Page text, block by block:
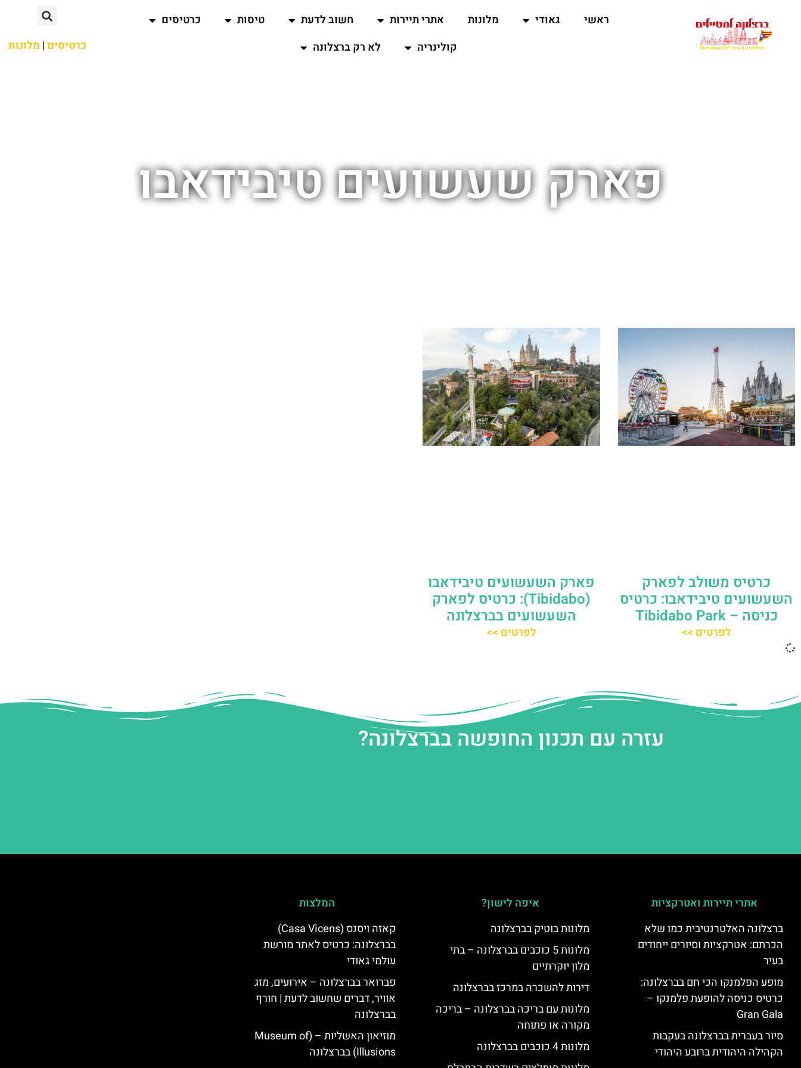
ראשי גאודי מלונות אתרי תיירות חשוב לדעת טיסות
כרטיסים
קולינריה
לא רק ברצלונה כרטיסים | מלונות
פארק שעשועים טיבידאבו
כרטיס משולב לפארק
השעשועים טיבידאבו: כרטיס
כניסה – Tibidabo Park
לפרטים >>
פארק השעשועים טיבידאבו
(Tibidabo): כרטיס לפארק
השעשועים בברצלונה
לפרטים >>
עזרה עם תכנון החופשה בברצלונה?
אתרי תיירות ואטרקציות
ברצלונה האלטרנטיבית כמו שלא
הכרתם: אטרקציות וסיורים ייחודים
בעיר
מופע הפלמנקו הכי חם בברצלונה:
כרטיס כניסה להופעת פלמנקו –
Gran Gala
סיור בעברית בברצלונה בעקבות
הקהילה היהודית ברובע היהודי
איפה לישון?
מלונות בוטיק בברצלונה
מלונות 5 כוכבים בברצלונה – בתי
מלון יוקרתיים
דירות להשכרה במרכז בברצלונה
מלונות עם בריכה בברצלונה – בריכה
מקורה או פתוחה
מלונות 4 כוכבים בברצלונה
המלצות
קאזה ויסנס (Casa Vicens)
בברצלונה: כרטיס לאתר מורשת
עולמי גאודי
פברואר בברצלונה – אירועים, מזג
אוויר, דברים שחשוב לדעת | חורף
בברצלונה
מוזיאון האשליות – (Museum of
Illusions) בברצלונה